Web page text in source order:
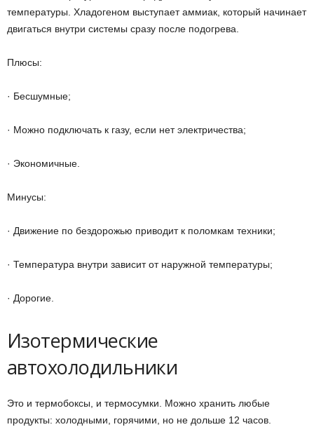
температуры. Хладогеном выступает аммиак, который начинает
двигаться внутри системы сразу после подогрева.
Плюсы:
· Бесшумные;
· Можно подключать к газу, если нет электричества;
· Экономичные.
Минусы:
· Движение по бездорожью приводит к поломкам техники;
· Температура внутри зависит от наружной температуры;
· Дорогие.
Изотермические
автохолодильники
Это и термобоксы, и термосумки. Можно хранить любые
продукты: холодными, горячими, но не дольше 12 часов.